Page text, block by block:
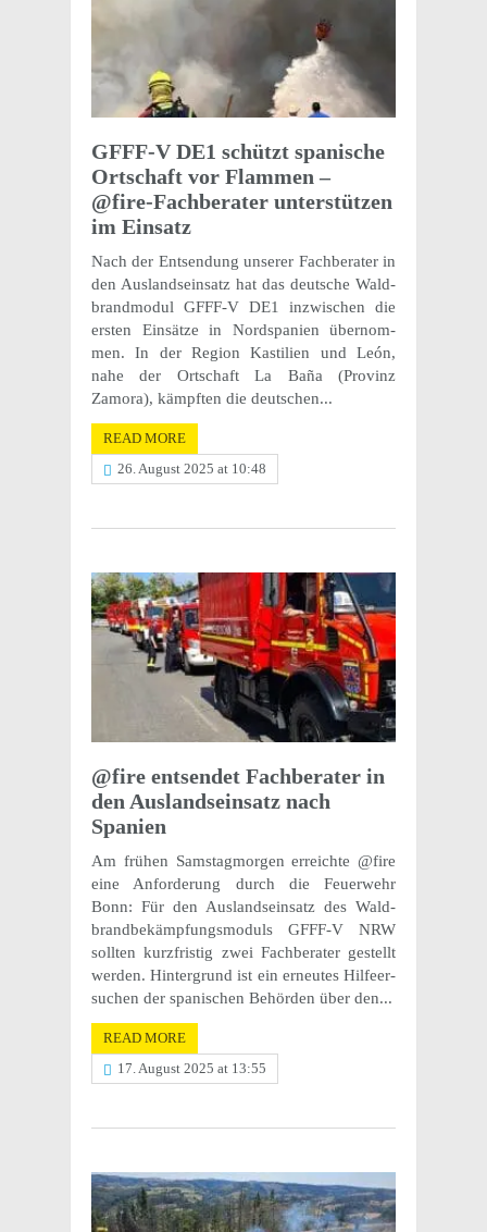
GFFF-V DE1 schützt spanis­che
Ortschaft vor Flam­men –
@fire-Fachberater unter­stützen
im Einsatz
Nach der Entsendung unserer Fach­ber­ater in
den Ausland­sein­satz hat das deutsche Wald­
brand­modul GFFF-V DE1 inzwis­chen die
ersten Einsätze in Nordspanien über­nom­
men. In der Region Kastilien und León,
nahe der Ortschaft La Baña (Prov­inz
Zamora), kämpften die deutschen...
READ MORE
26. August 2025 at 10:48
@fire entsendet Fach­ber­ater in
den Ausland­sein­satz nach
Spanien
Am frühen Samstag­mor­gen erre­ichte @fire
eine Anforderung durch die Feuer­wehr
Bonn: Für den Ausland­sein­satz des Wald­
brand­bekämp­fungsmoduls GFFF-V NRW
soll­ten kurzfristig zwei Fach­ber­ater gestellt
werden. Hinter­grund ist ein erneutes Hilfeer­
suchen der spanis­chen Behör­den über den...
READ MORE
17. August 2025 at 13:55